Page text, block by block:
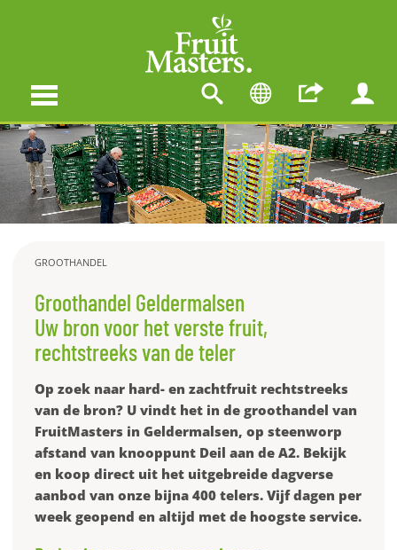
GROOTHANDEL
Groothandel Geldermalsen
Uw bron voor het verste fruit,
rechtstreeks van de teler
Op zoek naar hard- en zachtfruit rechtstreeks
van de bron? U vindt het in de groothandel van
FruitMasters in Geldermalsen, op steenworp
afstand van knooppunt Deil aan de A2. Bekijk
en koop direct uit het uitgebreide dagverse
aanbod van onze bijna 400 telers. Vijf dagen per
week geopend en altijd met de hoogste service.